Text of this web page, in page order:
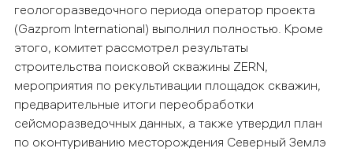
геологоразведочного периода оператор проекта
(Gazprom International) выполнил полностью. Кроме
этого, комитет рассмотрел результаты
строительства поисковой скважины ZERN,
мероприятия по рекультивации площадок скважин,
предварительные итоги переобработки
сейсморазведочных данных, а также утвердил план
по оконтуриванию месторождения Северный Землэ